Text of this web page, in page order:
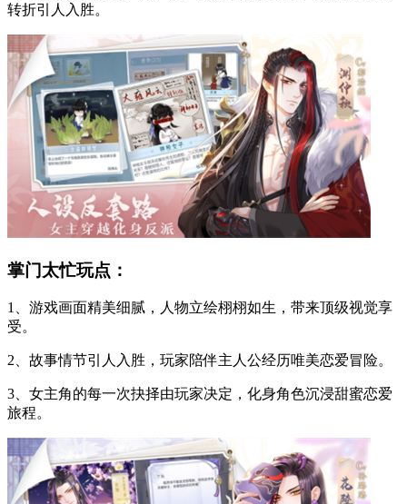
转折引人入胜。
掌门太忙玩点：
1、游戏画面精美细腻，人物立绘栩栩如生，带来顶级视觉享
受。
2、故事情节引人入胜，玩家陪伴主人公经历唯美恋爱冒险。
3、女主角的每一次抉择由玩家决定，化身角色沉浸甜蜜恋爱
旅程。